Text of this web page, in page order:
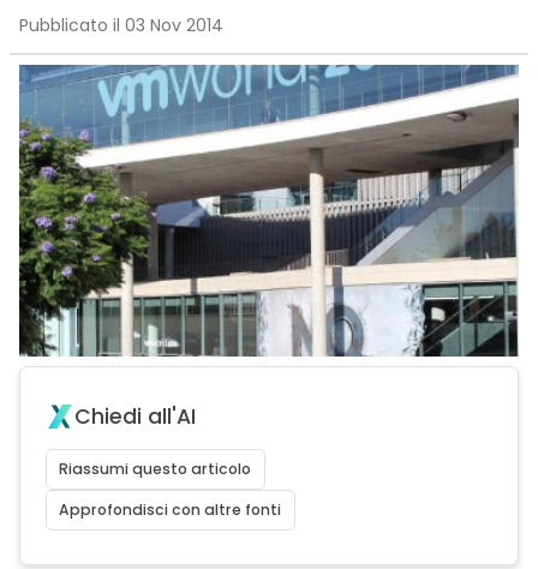
Pubblicato il 03 Nov 2014
Chiedi all'AI
Riassumi questo articolo
Approfondisci con altre fonti